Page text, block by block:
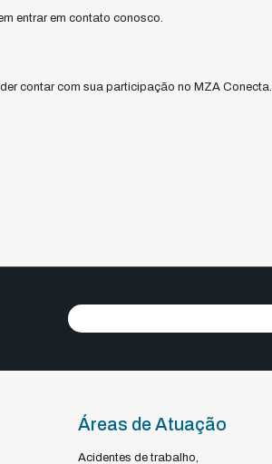
entrar em contato conosco.
contar com sua participação no MZA Conecta.
Áreas de Atuação
Acidentes de trabalho,